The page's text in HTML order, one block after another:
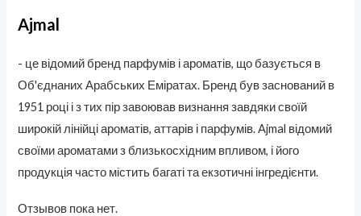
Ajmal
- це відомий бренд парфумів і ароматів, що базується в
Об'єднаних Арабських Еміратах. Бренд був заснований в
1951 році і з тих пір завоював визнання завдяки своїй
широкій лінійці ароматів, аттарів і парфумів. Ajmal відомий
своїми ароматами з близькосхідним впливом, і його
продукція часто містить багаті та екзотичні інгредієнти.
Отзывов пока нет.